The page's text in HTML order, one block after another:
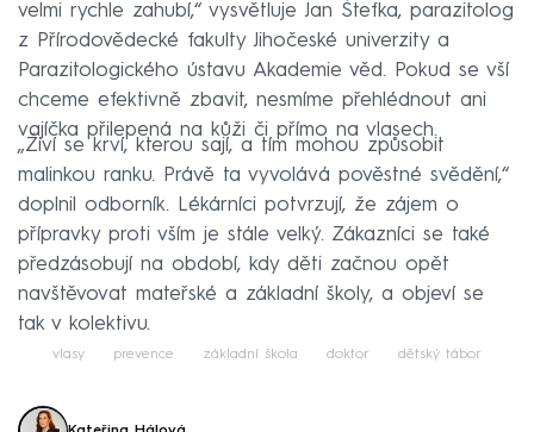
velmi rychle zahubí,“ vysvětluje Jan Štefka, parazitolog
z Přírodovědecké fakulty Jihočeské univerzity a
Parazitologického ústavu Akademie věd. Pokud se vší
chceme efektivně zbavit, nesmíme přehlédnout ani
vajíčka přilepená na kůži či přímo na vlasech.
„Živí se krví, kterou sají, a tím mohou způsobit
malinkou ranku. Právě ta vyvolává pověstné svědění,“
doplnil odborník. Lékárníci potvrzují, že zájem o
přípravky proti vším je stále velký. Zákazníci se také
předzásobují na období, kdy děti začnou opět
navštěvovat mateřské a základní školy, a objeví se
tak v kolektivu.
vlasy prevence základní škola doktor dětský tábor